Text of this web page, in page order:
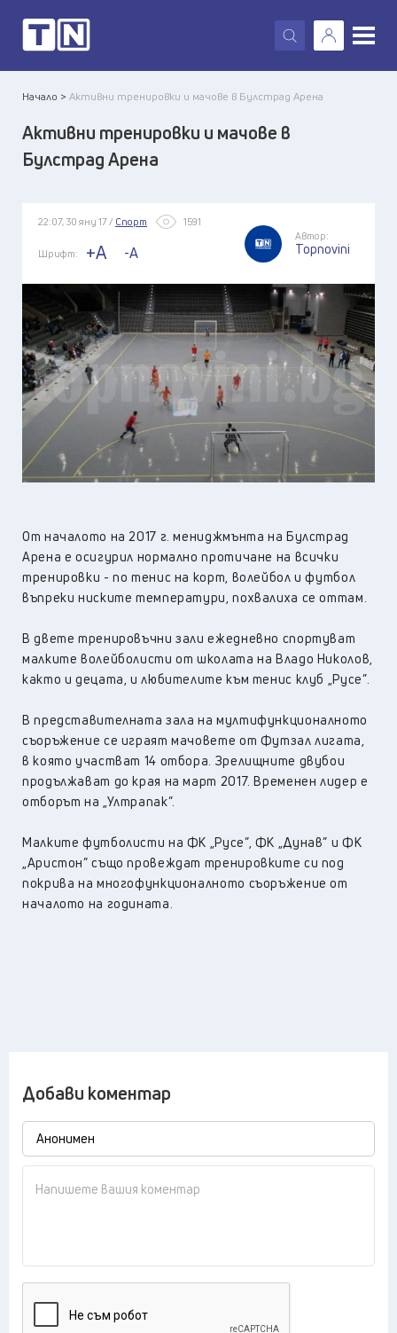
X
Начало >Активни тренировки и мачове в Булстрад Арена
Активни тренировки и мачове в
Булстрад Арена
22:07, 30 яну 17 / Спорт 1591
Шрифт: +A -A
Автор:
Topnovini
От началото на 2017 г. мениджмънта на Булстрад
Арена е осигурил нормално протичане на всички
тренировки - по тенис на корт, волейбол и футбол
въпреки ниските температури, похвалиха се оттам.
В двете тренировъчни зали ежедневно спортуват
малките волейболисти от школата на Владо Николов,
както и децата, и любителите към тенис клуб „Русе”.
В представителната зала на мултифункционалното
съоръжение се играят мачовете от Футзал лигата,
в която участват 14 отбора. Зрелищните двубои
продължават до края на март 2017. Временен лидер е
отборът на „Ултрапак”.
Малките футболисти на ФК „Русе”, ФК „Дунав” и ФК
„Аристон” също провеждат тренировките си под
покрива на многофункционалното съоръжение от
началото на годината.
Добави коментар